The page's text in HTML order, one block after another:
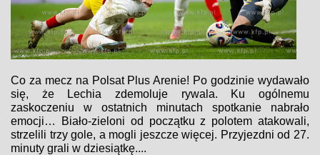
Co za mecz na Polsat Plus Arenie! Po godzinie wydawało
się, że Lechia zdemoluje rywala. Ku ogólnemu
zaskoczeniu w ostatnich minutach spotkanie nabrało
emocji… Biało-zieloni od początku z polotem atakowali,
strzelili trzy gole, a mogli jeszcze więcej. Przyjezdni od 27.
minuty grali w dziesiątkę....